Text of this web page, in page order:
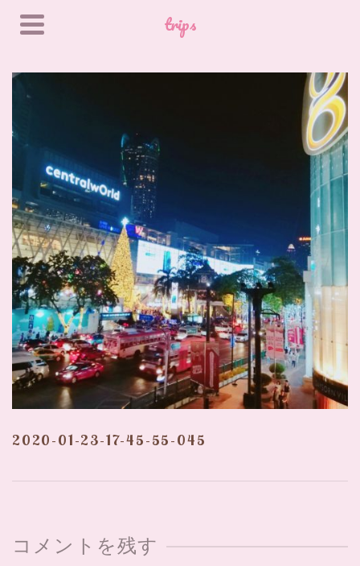
trips
2020-01-23-17-45-55-045
コメントを残す